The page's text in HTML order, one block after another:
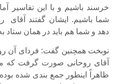
خرسند باشیم و با این تفاسیر
شما باشیم. ایشان گفتند آقای
دهد و شما هم باید در همان ستاد
نوبخت همچنین گفت: فردای آن
آقای روحانی صورت گرفت که
ظاهراً اینطور جمع بندی شده